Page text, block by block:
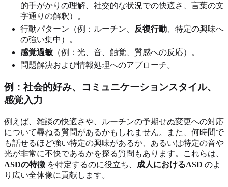
的手がかりの理解、社交的な状況での快適さ、言葉の文
字通りの解釈）。
行動パターン（例：ルーチン、
反復行動 、特定の興味へ
の強い集中）。
感覚過敏 （例：光、音、触覚、質感への反応）。
問題解決および情報処理へのアプローチ。
例：社会的好み、コミュニケーションスタイル、
感覚入力
例えば、雑談の快適さや、ルーチンの予期せぬ変更への対応
について尋ねる質問があるかもしれません。また、何時間で
も話せるほど強い特定の興味があるか、あるいは特定の音や
光が非常に不快であるかを探る質問もあります。これらは、
ASDの特徴 を特定するのに役立ち、 成人におけるASD のよ
り広い全体像に貢献します。